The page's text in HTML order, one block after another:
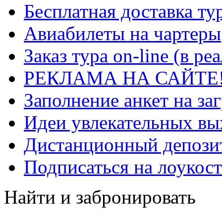
Бесплатная доставка
Авиабилеты на чартеры
Заказ тура on-line (в
РЕКЛАМА НА
Заполнение анкет на
Идеи увлекательных
Дистанционный
Подписаться на
Найти и забронировать